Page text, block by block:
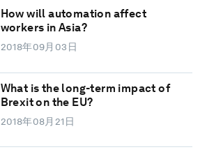
How will automation affect
workers in Asia?
2018年09月03日
What is the long-term impact of
Brexit on the EU?
2018年08月21日